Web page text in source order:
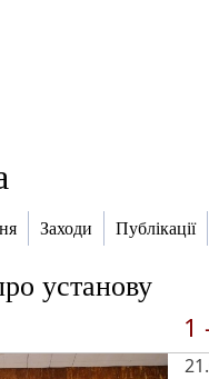
Заходи Публікації
установу
1